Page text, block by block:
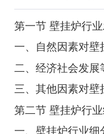
第一节 壁挂炉行
一、自然因素对壁
二、经济社会发展
三、其他因素对壁
第二节 壁挂炉行
一、壁挂炉行业细